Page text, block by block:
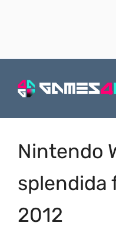
Nintendo
splendida
2012